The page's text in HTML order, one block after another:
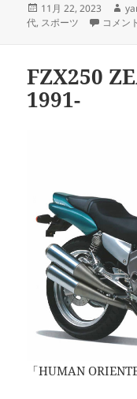
投
稿
11月 22, 2023
作
成
代, スポーツ コメン
FZX250
1991-
「HUMAN